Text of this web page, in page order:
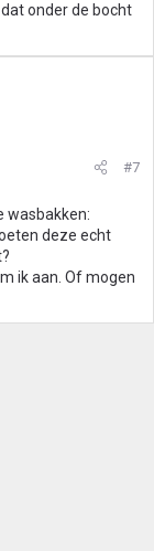
onder de bocht
#7
wasbakken:
deze echt
ik aan. Of mogen